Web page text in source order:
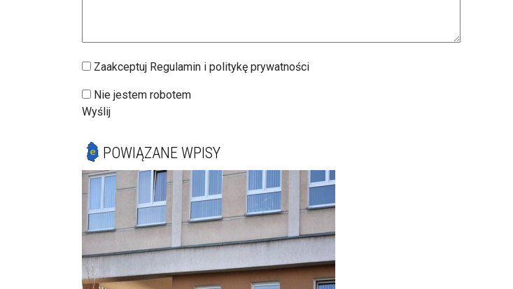
Zaakceptuj Regulamin i politykę prywatności
Nie jestem robotem
Wyślij
POWIĄZANE WPISY